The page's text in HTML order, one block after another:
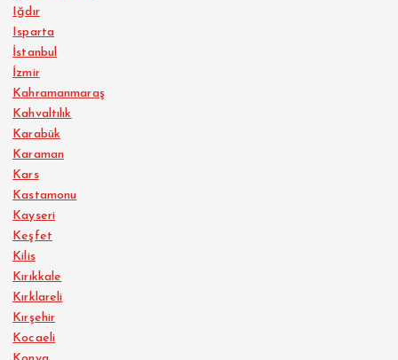
Iğdır
Isparta
İstanbul
İzmir
Kahramanmaraş
Kahvaltılık
Karabük
Karaman
Kars
Kastamonu
Kayseri
Keşfet
Kilis
Kırıkkale
Kırklareli
Kırşehir
Kocaeli